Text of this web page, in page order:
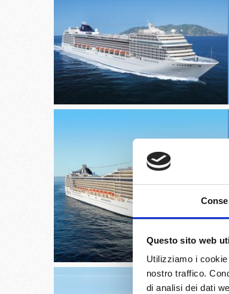
Questo sito web
Utilizziamo i
nostro traffico.
di analisi dei dati